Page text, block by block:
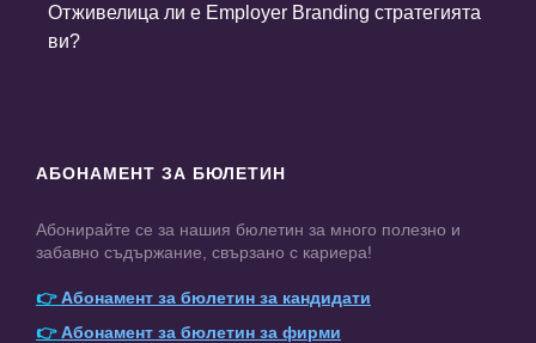
Отживелица ли е Employer Branding стратегията
ви?
АБОНАМЕНТ ЗА БЮЛЕТИН
Абонирайте се за нашия бюлетин за много полезно и
забавно съдържание, свързано с кариера!
👉Абонамент за бюлетин за кандидати
👉Абонамент за бюлетин за фирми